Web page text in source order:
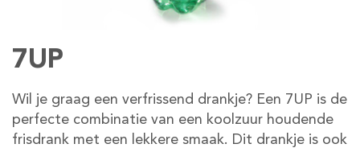
7UP
Wil je graag een verfrissend drankje? Een 7UP is de
perfecte combinatie van een koolzuur houdende
frisdrank met een lekkere smaak. Dit drankje is ook